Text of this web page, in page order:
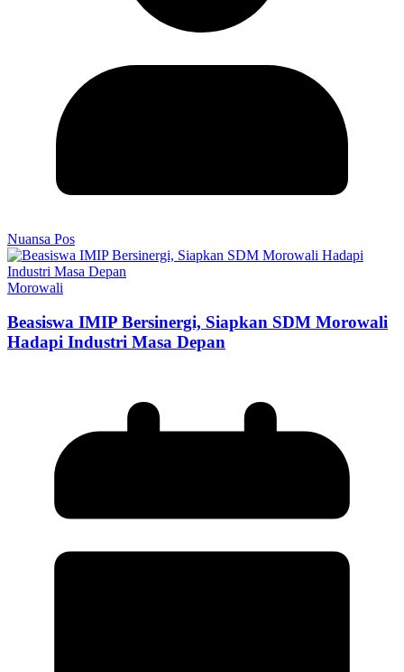
Nuansa Pos
Morowali
Beasiswa IMIP Bersinergi, Siapkan SDM Morowali
Hadapi Industri Masa Depan